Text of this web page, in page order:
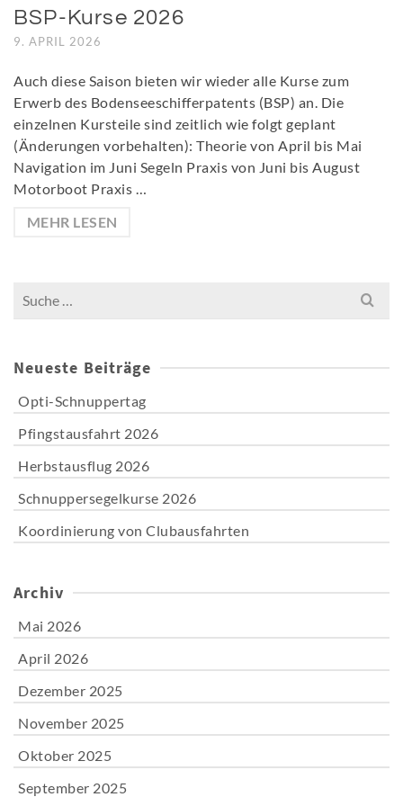
BSP-Kurse 2026
9. APRIL 2026
Auch diese Saison bieten wir wieder alle Kurse zum
Erwerb des Bodenseeschifferpatents (BSP) an. Die
einzelnen Kursteile sind zeitlich wie folgt geplant
(Änderungen vorbehalten): Theorie von April bis Mai
Navigation im Juni Segeln Praxis von Juni bis August
Motorboot Praxis …
MEHR LESEN
Search
Neueste Beiträge
Opti-Schnuppertag
Pfingstausfahrt 2026
Herbstausflug 2026
Schnuppersegelkurse 2026
Koordinierung von Clubausfahrten
Archiv
Mai 2026
April 2026
Dezember 2025
November 2025
Oktober 2025
September 2025